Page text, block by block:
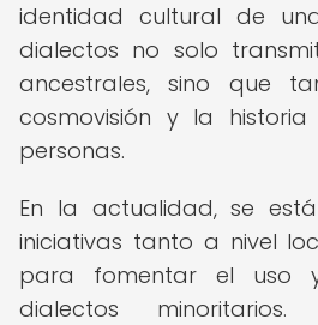
identidad cultural de
dialectos no solo
ancestrales, sino que
cosmovisión y la
personas.
En la actualidad, se
iniciativas tanto a nivel
para fomentar el uso
dialectos